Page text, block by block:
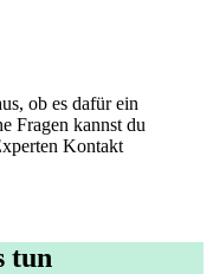
ob es dafür ein
Fragen kannst du
Kontakt
tun